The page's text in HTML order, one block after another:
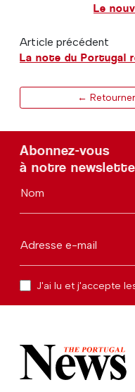
Le
Article précédent
La note du Portugal
←
Abonnez-vous
à notre
Nom
Adresse e-mail
J'ai lu et j'accepte